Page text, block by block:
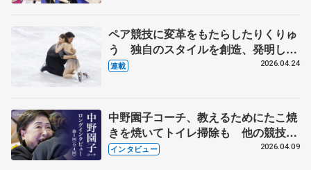
ペア競技に変革をもたらしたりくりゅ
う 独自のスタイルを創造、発明した
【引退発表後②】
連載 2026.04.24
中野園子コーチ、教えるためにたこ焼
きを焼いてトイレ掃除も 他の競技に
も通用するという坂本花織の筋肉
インタビュー 2026.04.09